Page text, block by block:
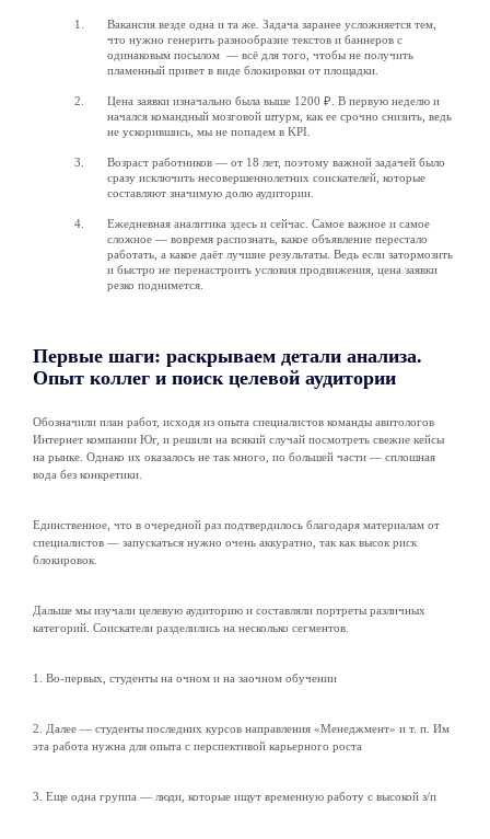
Вакансия везде одна и та же. Задача заранее усложняется тем,
что нужно генерить разнообразие текстов и баннеров с
одинаковым посылом — всё для того, чтобы не получить
пламенный привет в виде блокировки от площадки.
Цена заявки изначально была выше 1200 ₽. В первую неделю и
начался командный мозговой штурм, как ее срочно снизить, ведь
не ускорившись, мы не попадем в KPI.
Возраст работников — от 18 лет, поэтому важной задачей было
сразу исключить несовершеннолетних соискателей, которые
составляют значимую долю аудитории.
Ежедневная аналитика здесь и сейчас. Самое важное и самое
сложное — вовремя распознать, какое объявление перестало
работать, а какое даёт лучшие результаты. Ведь если затормозить
и быстро не перенастроить условия продвижения, цена заявки
резко поднимется.
Первые шаги: раскрываем детали анализа.
Опыт коллег и поиск целевой аудитории
Обозначили план работ, исходя из опыта специалистов команды авитологов
Интернет компании Юг, и решили на всякий случай посмотреть свежие кейсы
на рынке. Однако их оказалось не так много, по большей части — сплошная
вода без конкретики.
Единственное, что в очередной раз подтвердилось благодаря материалам от
специалистов — запускаться нужно очень аккуратно, так как высок риск
блокировок.
Дальше мы изучали целевую аудиторию и составляли портреты различных
категорий. Соискатели разделились на несколько сегментов.
1. Во-первых, студенты на очном и на заочном обучении
2. Далее — студенты последних курсов направления «Менеджмент» и т. п. Им
эта работа нужна для опыта с перспективой карьерного роста
3. Еще одна группа — люди, которые ищут временную работу с высокой з/п